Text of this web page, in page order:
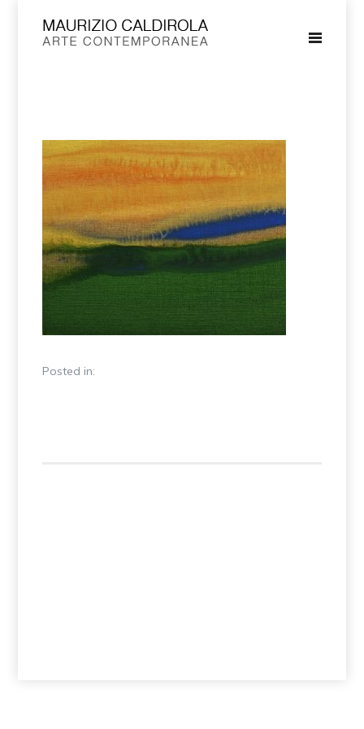
Posted in: